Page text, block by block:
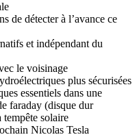
de détecter à l’avance ce
et indépendant du
le voisinage
plus sécurisées
essentiels dans une
faraday (disque dur
solaire
Nicolas Tesla